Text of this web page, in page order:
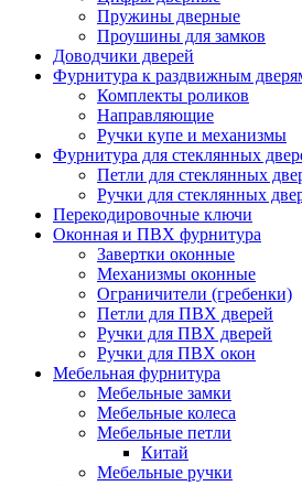
Пружины дверные
Проушины для замков
Доводчики дверей
Фурнитура к раздвижным
Комплекты роликов
Направляющие
Ручки купе и механизмы
Фурнитура для стеклянных
Петли для стеклянных
Ручки для стеклянных
Перекодировочные ключи
Оконная и ПВХ фурнитура
Завертки оконные
Механизмы оконные
Ограничители (гребенки)
Петли для ПВХ дверей
Ручки для ПВХ дверей
Ручки для ПВХ окон
Мебельная фурнитура
Мебельные замки
Мебельные колеса
Мебельные петли
Китай
Мебельные ручки